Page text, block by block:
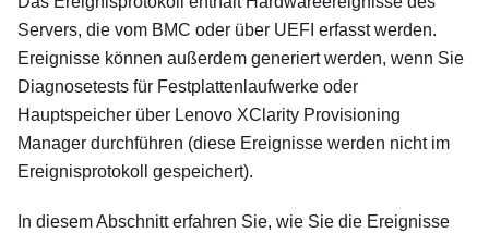
Servers, die vom BMC oder über UEFI erfasst werden.
Ereignisse können außerdem generiert werden, wenn Sie
Diagnosetests für Festplattenlaufwerke oder
Hauptspeicher über Lenovo XClarity Provisioning
Manager durchführen (diese Ereignisse werden nicht im
Ereignisprotokoll gespeichert).
In diesem Abschnitt erfahren Sie, wie Sie die Ereignisse